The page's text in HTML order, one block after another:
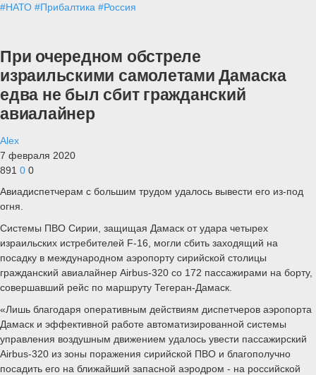
#НАТО #Прибалтика #Россия
При очередном обстреле
израильскими самолетами Дамаска
едва не был сбит гражданский
авиалайнер
Alex
7 февраля 2020
891 0 0
Авиадиспетчерам с большим трудом удалось вывести его из-под
огня.
Системы ПВО Сирии, защищая Дамаск от удара четырех
израильских истребителей F-16, могли сбить заходящий на
посадку в международном аэропорту сирийской столицы
гражданский авиалайнер Airbus-320 со 172 пассажирами на борту,
совершавший рейс по маршруту Тегеран-Дамаск.
«Лишь благодаря оперативным действиям диспетчеров аэропорта
Дамаск и эффективной работе автоматизированной системы
управления воздушным движением удалось увести пассажирский
Airbus-320 из зоны поражения сирийской ПВО и благополучно
посадить его на ближайший запасной аэродром - на российской